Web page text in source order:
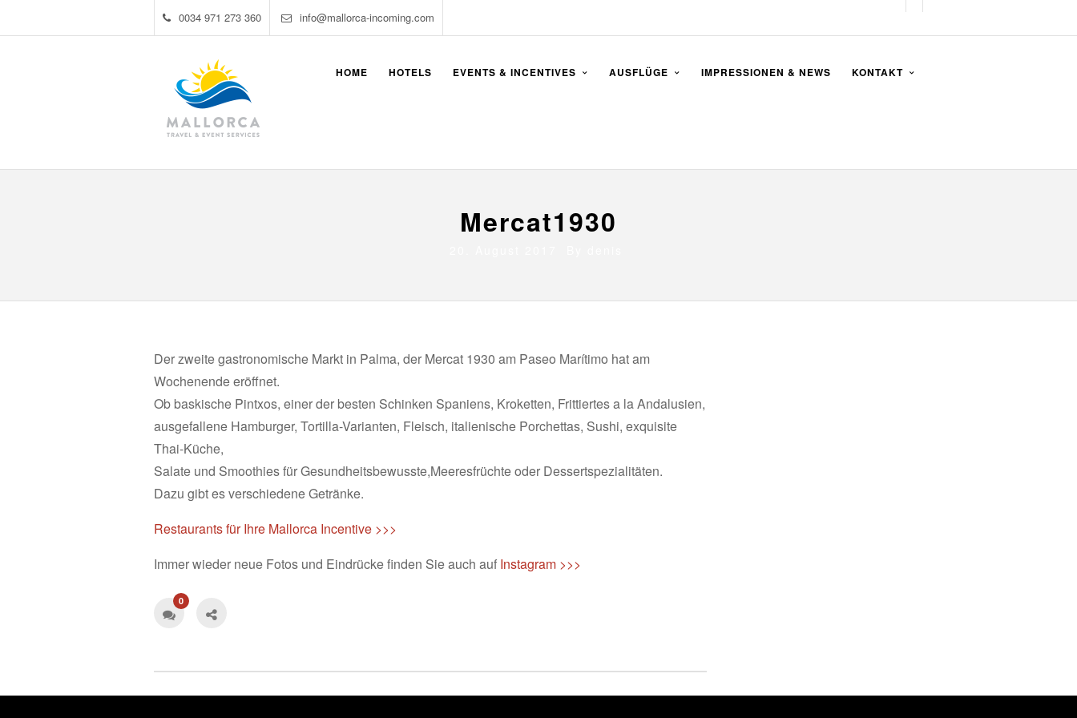
0034 971 273 360 info@mallorca-incoming.com
HOME HOTELS EVENTS & INCENTIVES AUSFLÜGE IMPRESSIONEN & NEWS KONTAKT
Mercat1930
Der zweite gastronomische Markt in Palma, der Mercat 1930 am Paseo Marítimo hat am
Wochenende eröffnet.
Ob baskische Pintxos, einer der besten Schinken Spaniens, Kroketten, Frittiertes a la Andalusien,
ausgefallene Hamburger, Tortilla-Varianten, Fleisch, italienische Porchettas, Sushi, exquisite
Thai-Küche,
Salate und Smoothies für Gesundheitsbewusste,Meeresfrüchte oder Dessertspezialitäten.
Dazu gibt es verschiedene Getränke.
Restaurants für Ihre Mallorca Incentive >>>
Immer wieder neue Fotos und Eindrücke finden Sie auch auf Instagram >>>
0